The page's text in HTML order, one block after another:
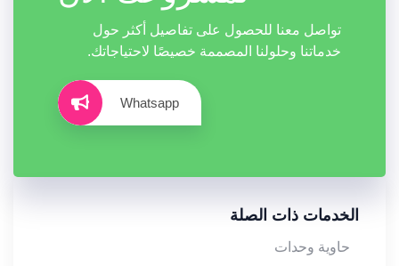
تواصل معنا للحصول على تفاصيل أكثر حول
خدماتنا وحلولنا المصممة خصيصًا لاحتياجاتك.
Whatsapp
الخدمات ذات الصلة
حاوية وحدات